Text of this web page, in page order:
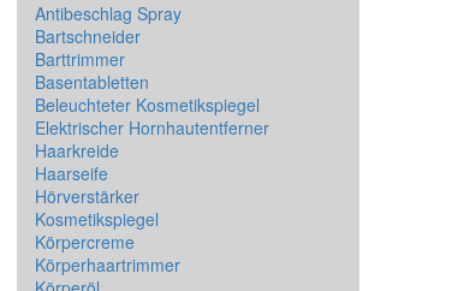
Antibeschlag Spray
Bartschneider
Barttrimmer
Basentabletten
Beleuchteter Kosmetikspiegel
Elektrischer Hornhautentferner
Haarkreide
Haarseife
Hörverstärker
Kosmetikspiegel
Körpercreme
Körperhaartrimmer